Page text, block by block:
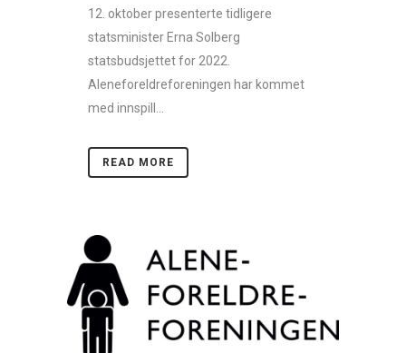
12. oktober presenterte tidligere
statsminister Erna Solberg
statsbudsjettet for 2022.
Aleneforeldreforeningen har kommet
med innspill...
READ MORE